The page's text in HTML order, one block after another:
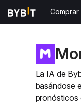
Comprar
La IA de
basándose